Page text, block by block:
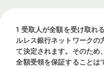
1 受取人が全額を受け取れ
ルレス銀行ネットワークの
て決定されます。そのため
全額受領を保証することは